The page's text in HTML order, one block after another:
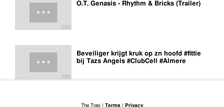
O.T. Genasis - Rhythm & Bricks (Trailer)
Beveiliger krijgt kruk op zn hoofd #fittie
bij Tazs Angels #ClubCell #Almere
The Trap | Terms Privacy